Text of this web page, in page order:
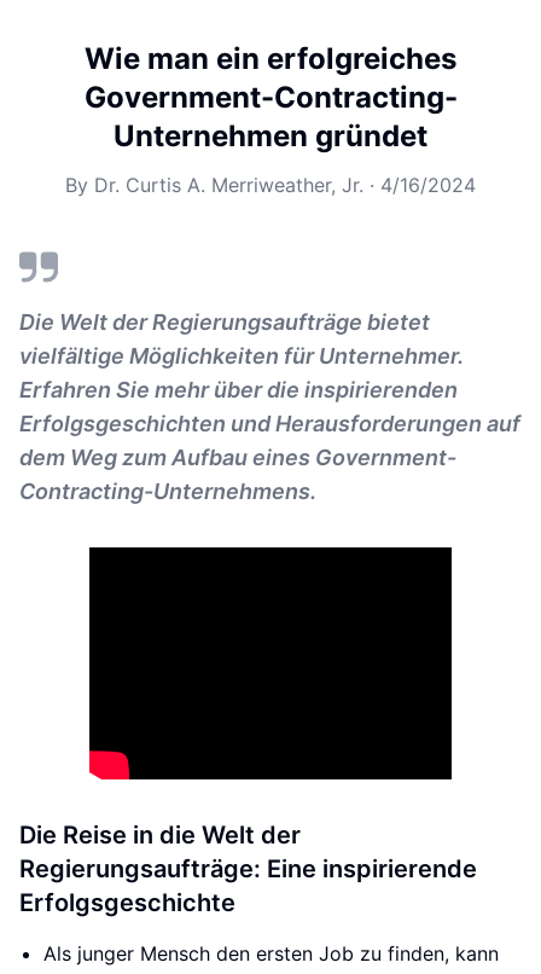
Wie man ein erfolgreiches
Government-Contracting-
Unternehmen gründet
By Dr. Curtis A. Merriweather, Jr. · 4/16/2024
Die Welt der Regierungsaufträge bietet
vielfältige Möglichkeiten für Unternehmer.
Erfahren Sie mehr über die inspirierenden
Erfolgsgeschichten und Herausforderungen auf
dem Weg zum Aufbau eines Government-
Contracting-Unternehmens.
Die Reise in die Welt der
Regierungsaufträge: Eine inspirierende
Erfolgsgeschichte
Als junger Mensch den ersten Job zu finden, kann